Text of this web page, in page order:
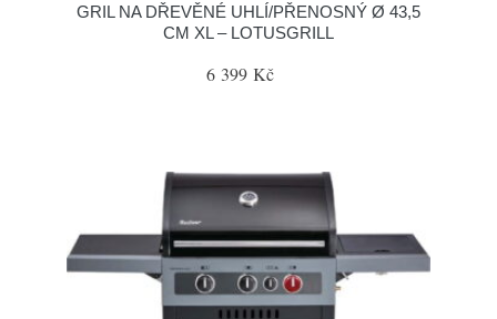
GRIL NA DŘEVĚNÉ UHLÍ/PŘENOSNÝ Ø 43,5
CM XL – LOTUSGRILL
6 399 Kč